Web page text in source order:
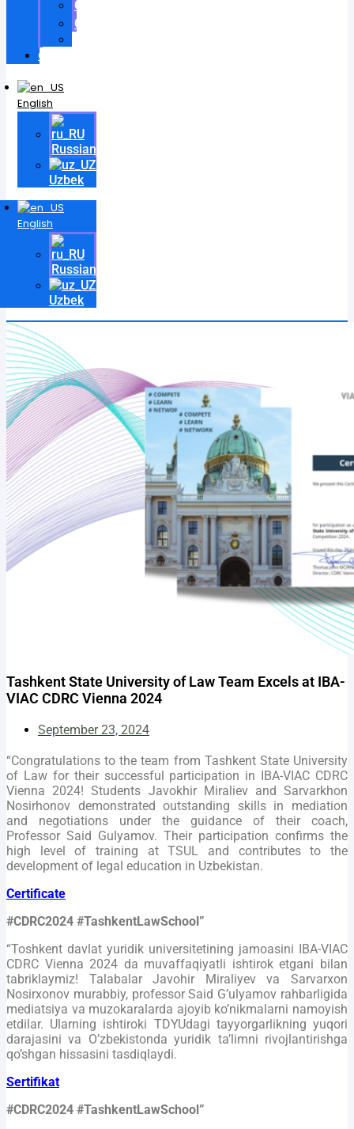
Certificates
Contracts
Contact
English
Russian
Uzbek
English
Russian
Uzbek
Tashkent State University of Law Team Excels at IBA-
VIAC CDRC Vienna 2024
September 23, 2024
“Congratulations to the team from Tashkent State University
of Law for their successful participation in IBA-VIAC CDRC
Vienna 2024! Students Javokhir Miraliev and Sarvarkhon
Nosirhonov demonstrated outstanding skills in mediation
and negotiations under the guidance of their coach,
Professor Said Gulyamov. Their participation confirms the
high level of training at TSUL and contributes to the
development of legal education in Uzbekistan.
Certificate
#CDRC2024 #TashkentLawSchool”
“Toshkent davlat yuridik universitetining jamoasini IBA-VIAC
CDRC Vienna 2024 da muvaffaqiyatli ishtirok etgani bilan
tabriklaymiz! Talabalar Javohir Miraliyev va Sarvarxon
Nosirxonov murabbiy, professor Said G’ulyamov rahbarligida
mediatsiya va muzokaralarda ajoyib ko’nikmalarni namoyish
etdilar. Ularning ishtiroki TDYUdagi tayyorgarlikning yuqori
darajasini va O’zbekistonda yuridik ta’limni rivojlantirishga
qo’shgan hissasini tasdiqlaydi.
Sertifikat
#CDRC2024 #TashkentLawSchool”